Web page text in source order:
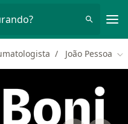
João Pessoa